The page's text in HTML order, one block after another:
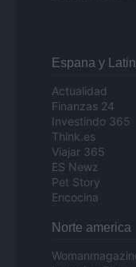
Espana y
Actualidad
Finanzas 24
Investindo 365
Think.es
Viajar 365
ES Newz
Pet Story
Encocina
Norte america